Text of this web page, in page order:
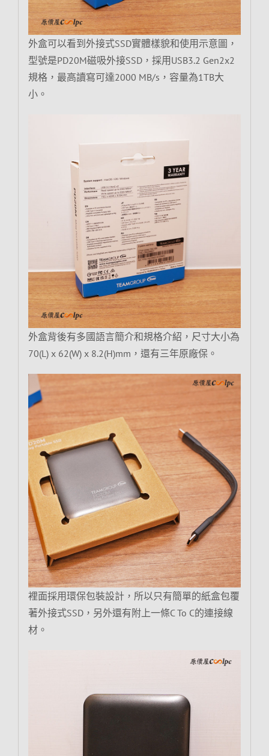
外盒可以看到外接式SSD實體樣貌和使用示意圖，
型號是PD20M磁吸外接SSD，採用USB3.2 Gen2x2
規格，最高讀寫可達2000 MB/s，容量為1TB大
小。
外盒背後有多國語言簡介和規格介紹，尺寸大小為
70(L) x 62(W) x 8.2(H)mm，還有三年原廠保。
裡面採用環保包裝設計，所以只有簡單的紙盒包覆
著外接式SSD，另外還有附上一條C To C的連接線
材。